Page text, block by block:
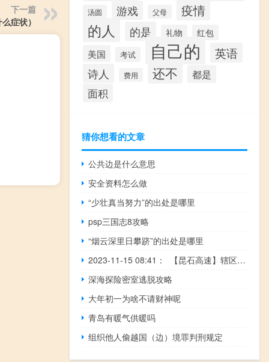
下一篇
症状）
汤圆 游戏 父母 疫情
的人 的是 礼物 红包
美国 考试 自己的 英语
诗人 费用 还不 都是
面积
猜你想看的文章
公共边是什么意思
安全资料怎么做
“少壮真当努力”的出处是哪里
psp三国志8攻略
“烟云深里日攀跻”的出处是哪里
2023-11-15 08:41： 【昆石高速】辖区双向K1820至K1816阳宗大桥边坡绿化施工，占用应急车道，提醒过往驾驶人该施工路段注意避让及行车安全。如车辆发生故障或交通事故，须遵循“车靠边，人撤离，快警示，即报警”，报警电话：0871--12122、0871--67207122、0871--67527122​​​
深海探险密室逃脱攻略
大年初一为啥不请财神呢
青岛有暖气供暖吗
组织他人偷越国（边）境罪判刑规定